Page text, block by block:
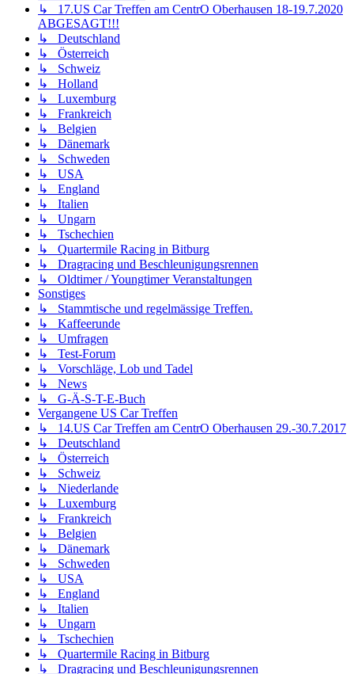
↳ 17.US Car Treffen am CentrO Oberhausen 18-19.7.2020
ABGESAGT!!!
↳ Deutschland
↳ Österreich
↳ Schweiz
↳ Holland
↳ Luxemburg
↳ Frankreich
↳ Belgien
↳ Dänemark
↳ Schweden
↳ USA
↳ England
↳ Italien
↳ Ungarn
↳ Tschechien
↳ Quartermile Racing in Bitburg
↳ Dragracing und Beschleunigungsrennen
↳ Oldtimer / Youngtimer Veranstaltungen
Sonstiges
↳ Stammtische und regelmässige Treffen.
↳ Kaffeerunde
↳ Umfragen
↳ Test-Forum
↳ Vorschläge, Lob und Tadel
↳ News
↳ G-Ä-S-T-E-Buch
Vergangene US Car Treffen
↳ 14.US Car Treffen am CentrO Oberhausen 29.-30.7.2017
↳ Deutschland
↳ Österreich
↳ Schweiz
↳ Niederlande
↳ Luxemburg
↳ Frankreich
↳ Belgien
↳ Dänemark
↳ Schweden
↳ USA
↳ England
↳ Italien
↳ Ungarn
↳ Tschechien
↳ Quartermile Racing in Bitburg
↳ Dragracing und Beschleunigungsrennen